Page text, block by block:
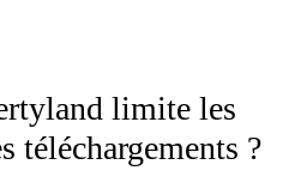
limite les
téléchargements ?